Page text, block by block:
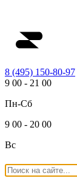
8 (495) 150-80-97
9 00 - 21 00
Пн-Сб
9 00 - 20 00
Вс